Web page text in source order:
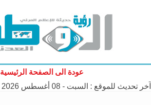
عودة الى الصفحة الرئيسية
آخر تحديث للموقع : السبت - 08 أغسطس 2026 - 07:24 م